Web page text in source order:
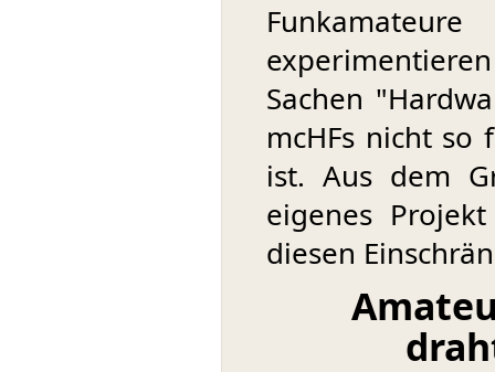
Sachen
mcHFs nicht so
ist. Aus dem
eigenes
diesen